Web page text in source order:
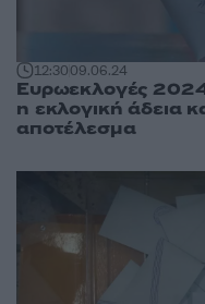
12:3009.06.24
Ευρωεκλογές
η εκλογική άδεια
αποτέλεσμα